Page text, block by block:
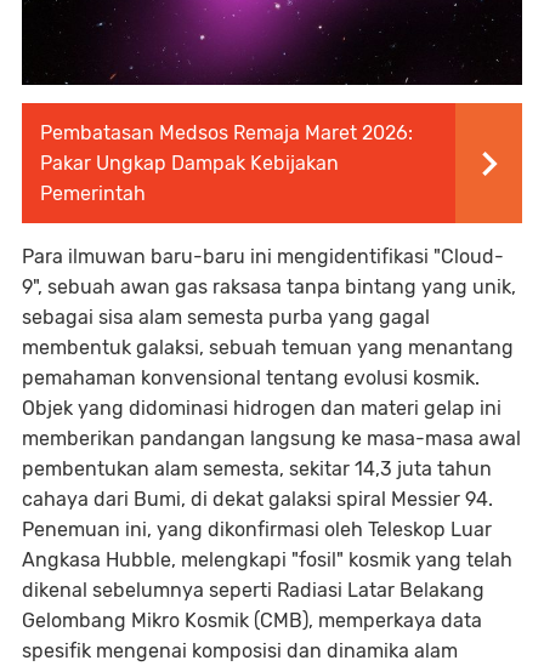
Pembatasan Medsos Remaja Maret 2026:
Pakar Ungkap Dampak Kebijakan
Pemerintah
Para ilmuwan baru-baru ini mengidentifikasi "Cloud-
9", sebuah awan gas raksasa tanpa bintang yang unik,
sebagai sisa alam semesta purba yang gagal
membentuk galaksi, sebuah temuan yang menantang
pemahaman konvensional tentang evolusi kosmik.
Objek yang didominasi hidrogen dan materi gelap ini
memberikan pandangan langsung ke masa-masa awal
pembentukan alam semesta, sekitar 14,3 juta tahun
cahaya dari Bumi, di dekat galaksi spiral Messier 94.
Penemuan ini, yang dikonfirmasi oleh Teleskop Luar
Angkasa Hubble, melengkapi "fosil" kosmik yang telah
dikenal sebelumnya seperti Radiasi Latar Belakang
Gelombang Mikro Kosmik (CMB), memperkaya data
spesifik mengenai komposisi dan dinamika alam